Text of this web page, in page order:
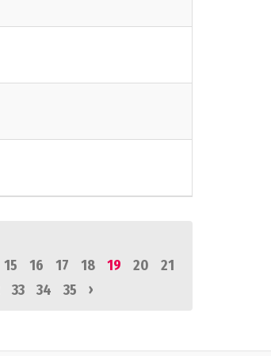
15 16 17 18 19 20
21
33 34 35 ›